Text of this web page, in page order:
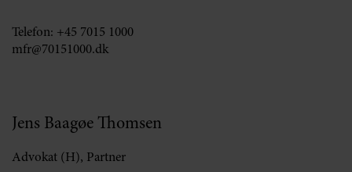
Telefon: +45 7015 1000
mfr@70151000.dk
Jens Baagøe Thomsen
Advokat (H), Partner